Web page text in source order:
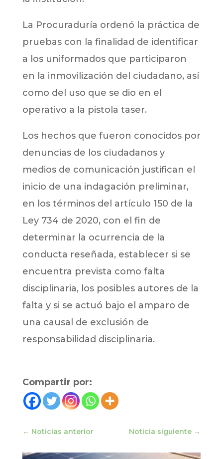
La Procuraduría ordenó la práctica de
pruebas con la finalidad de identificar
a los uniformados que participaron
en la inmovilización del ciudadano, así
como del uso que se dio en el
operativo a la pistola taser.
Los hechos que fueron conocidos por
denuncias de los ciudadanos y
medios de comunicación justifican el
inicio de una indagación preliminar,
en los términos del artículo 150 de la
Ley 734 de 2020, con el fin de
determinar la ocurrencia de la
conducta reseñada, establecer si se
encuentra prevista como falta
disciplinaria, los posibles autores de la
falta y si se actuó bajo el amparo de
una causal de exclusión de
responsabilidad disciplinaria.
Compartir por:
← Noticias anterior Noticia siguiente →